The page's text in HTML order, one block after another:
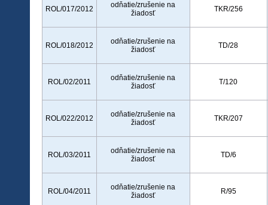
ROL/017/2012
odňatie/zrušenie na
žiadosť
TKR/256
ROL/018/2012
odňatie/zrušenie na
žiadosť
TD/28
ROL/02/2011
odňatie/zrušenie na
žiadosť
T/120
ROL/022/2012
odňatie/zrušenie na
žiadosť
TKR/207
ROL/03/2011
odňatie/zrušenie na
žiadosť
TD/6
ROL/04/2011
odňatie/zrušenie na
žiadosť
R/95